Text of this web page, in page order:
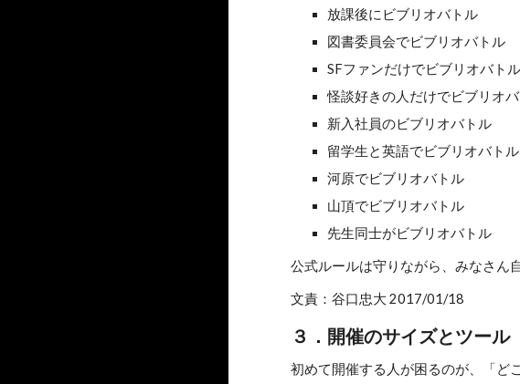
放課後にビブリオバトル
図書委員会でビブリオバトル
SFファンだけでビブリオバトル
怪談好きの人だけでビブリオ
新入社員のビブリオバトル
留学生と英語でビブリオバトル
河原でビブリオバトル
山頂でビブリオバトル
先生同士がビブリオバトル
公式ルールは守りながら、みなさん
文責：谷口忠大 2017/01/18
３．開催のサイズとツール
初めて開催する人が困るのが、「ど